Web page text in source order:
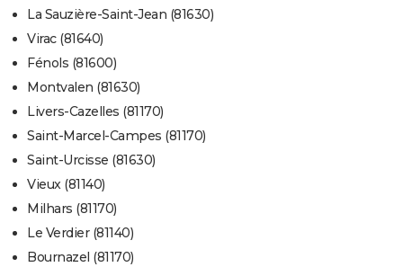
La Sauzière-Saint-Jean (81630)
Virac (81640)
Fénols (81600)
Montvalen (81630)
Livers-Cazelles (81170)
Saint-Marcel-Campes (81170)
Saint-Urcisse (81630)
Vieux (81140)
Milhars (81170)
Le Verdier (81140)
Bournazel (81170)